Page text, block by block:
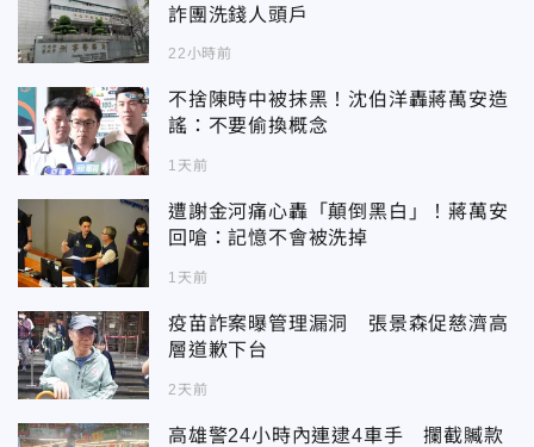
詐團洗錢人頭戶
22小時前
不捨陳時中被抹黑！沈伯洋轟蔣萬安造
謠：不要偷換概念
1天前
遭謝金河痛心轟「顛倒黑白」！蔣萬安
回嗆：記憶不會被洗掉
1天前
疫苗詐案曝管理漏洞 張景森促慈濟高
層道歉下台
2天前
高雄警24小時內連逮4車手 攔截贓款